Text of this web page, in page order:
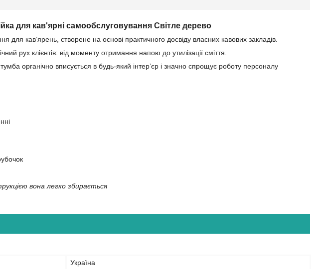
для кав'ярні самообслуговування Світле дерево
кав’ярень, створене на основі практичного досвіду власних кавових закладів.
рух клієнтів: від моменту отримання напою до утилізації сміття.
органічно вписується в будь-який інтер’єр і значно спрощує роботу персоналу
вона легко збирається
Україна